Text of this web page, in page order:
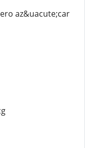
az&uacute;car